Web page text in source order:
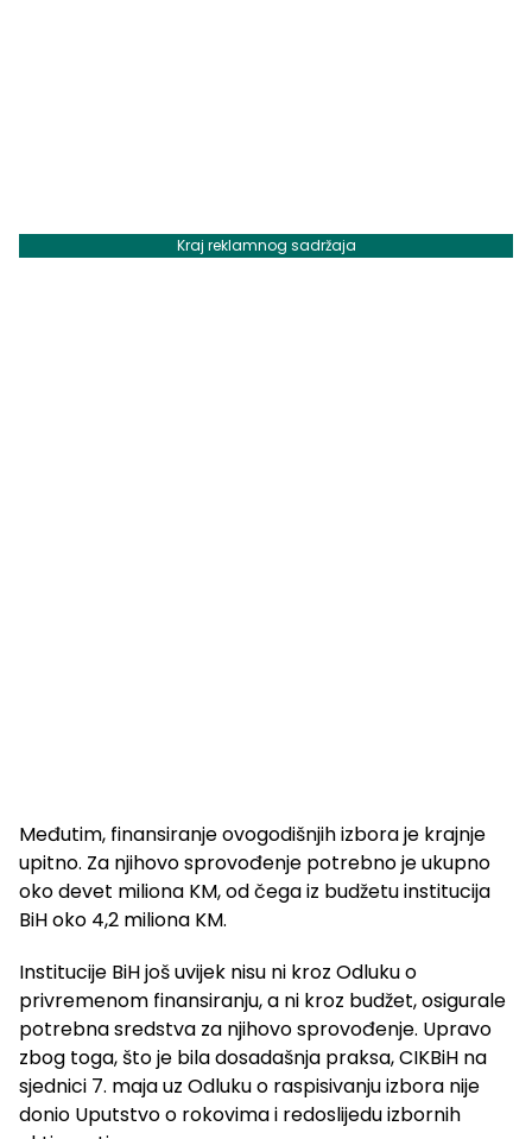
Kraj reklamnog sadržaja
Međutim, finansiranje ovogodišnjih izbora je krajnje
upitno. Za njihovo sprovođenje potrebno je ukupno
oko devet miliona KM, od čega iz budžetu institucija
BiH oko 4,2 miliona KM.
Institucije BiH još uvijek nisu ni kroz Odluku o
privremenom finansiranju, a ni kroz budžet, osigurale
potrebna sredstva za njihovo sprovođenje. Upravo
zbog toga, što je bila dosadašnja praksa, CIKBiH na
sjednici 7. maja uz Odluku o raspisivanju izbora nije
donio Uputstvo o rokovima i redoslijedu izbornih